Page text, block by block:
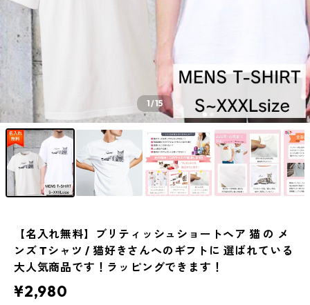
1/15
【名入れ無料】ブリティッシュショートヘア 猫 の メ
ンズ Tシャツ / 猫好きさんへのギフトに 選ばれている
大人気商品です！ラッピングできます！
¥2,980